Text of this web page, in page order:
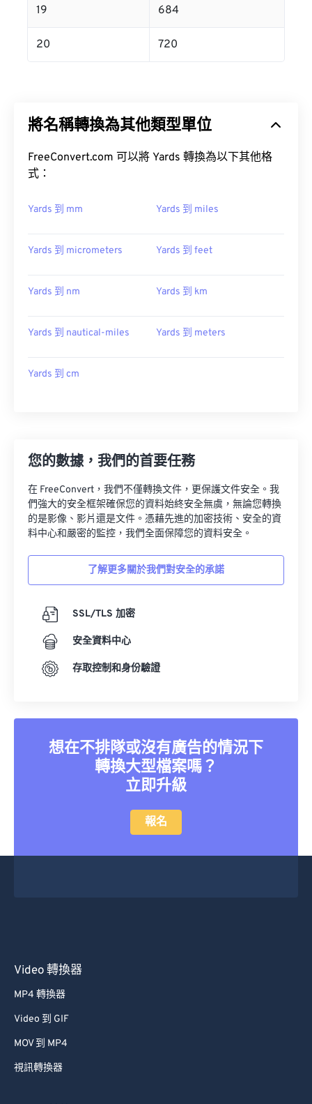
19 684
20 720
將名稱轉換為其他類型單位
FreeConvert.com 可以將 Yards 轉換為以下其他格
式：
Yards 到 mm Yards 到 miles
Yards 到 micrometers Yards 到 feet
Yards 到 nm Yards 到 km
Yards 到 nautical-miles Yards 到 meters
Yards 到 cm
您的數據，我們的首要任務
在 FreeConvert，我們不僅轉換文件，更保護文件安全。我
們強大的安全框架確保您的資料始終安全無虞，無論您轉換
的是影像、影片還是文件。憑藉先進的加密技術、安全的資
料中心和嚴密的監控，我們全面保障您的資料安全。
了解更多關於我們對安全的承諾
SSL/TLS 加密
安全資料中心
存取控制和身份驗證
想在不排隊或沒有廣告的情況下
轉換大型檔案嗎？
立即升級
報名
Video 轉換器
MP4 轉換器
Video 到 GIF
MOV 到 MP4
視訊轉換器